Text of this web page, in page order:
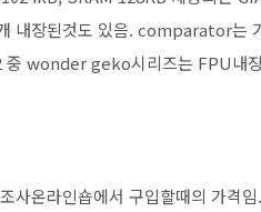
내장된것도 있음. comparator는
중 wonder geko시리즈는 FPU내
사온라인숍에서 구입할때의 가격임.